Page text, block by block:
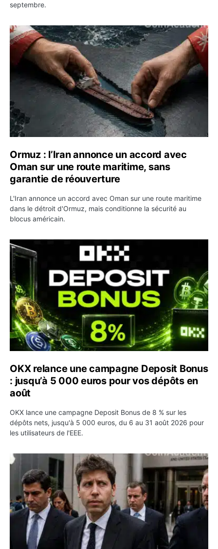
septembre.
Ormuz : l’Iran annonce un accord avec Oman sur une
Ormuz : l’Iran annonce un accord avec
Oman sur une route maritime, sans
garantie de réouverture
L'Iran annonce un accord avec Oman sur une route maritime
dans le détroit d'Ormuz, mais conditionne la sécurité au
blocus américain.
OKX relance une campagne Deposit Bonus : jusqu’à 5
OKX relance une campagne Deposit Bonus
: jusqu’à 5 000 euros pour vos dépôts en
août
OKX lance une campagne Deposit Bonus de 8 % sur les
dépôts nets, jusqu'à 5 000 euros, du 6 au 31 août 2026 pour
les utilisateurs de l'EEE.
OpenAI demande le rejet de la plainte d’Apple et